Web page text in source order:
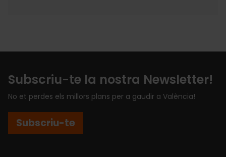
Subscriu-te la nostra Newsletter!
No et perdes els millors plans per a gaudir a València!
Subscriu-te